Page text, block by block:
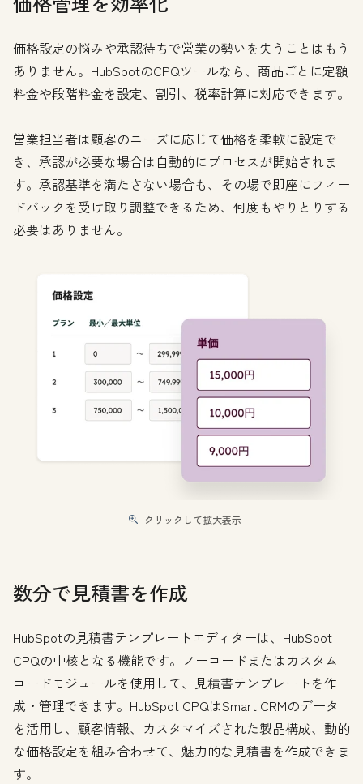
価格設定の悩みや承認待ちで営業の勢いを失うことはもう
ありません。HubSpotのCPQツールなら、商品ごとに定額
料金や段階料金を設定、割引、税率計算に対応できます。
営業担当者は顧客のニーズに応じて価格を柔軟に設定で
き、承認が必要な場合は自動的にプロセスが開始されま
す。承認基準を満たさない場合も、その場で即座にフィー
ドバックを受け取り調整できるため、何度もやりとりする
必要はありません。
クリックして拡大表示
数分で見積書を作成
HubSpotの見積書テンプレートエディターは、HubSpot
CPQの中核となる機能です。ノーコードまたはカスタム
コードモジュールを使用して、見積書テンプレートを作
成・管理できます。HubSpot CPQはSmart CRMのデータ
を活用し、顧客情報、カスタマイズされた製品構成、動的
な価格設定を組み合わせて、魅力的な見積書を作成できま
す。